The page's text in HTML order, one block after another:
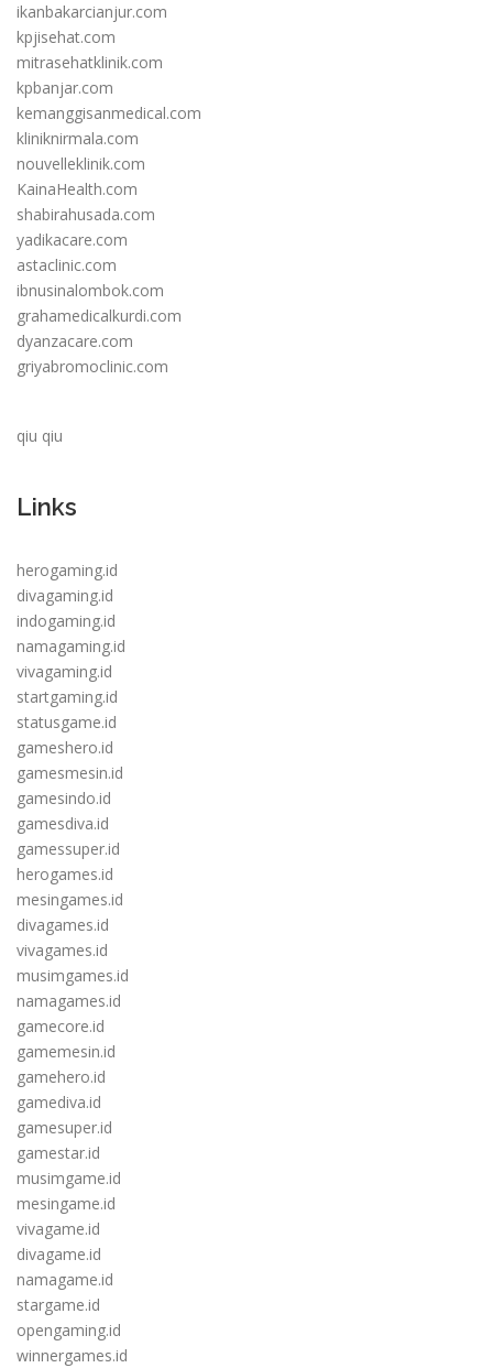
ikanbakarcianjur.com
kpjisehat.com
mitrasehatklinik.com
kpbanjar.com
kemanggisanmedical.com
kliniknirmala.com
nouvelleklinik.com
KainaHealth.com
shabirahusada.com
yadikacare.com
astaclinic.com
ibnusinalombok.com
grahamedicalkurdi.com
dyanzacare.com
griyabromoclinic.com
qiu qiu
Links
herogaming.id
divagaming.id
indogaming.id
namagaming.id
vivagaming.id
startgaming.id
statusgame.id
gameshero.id
gamesmesin.id
gamesindo.id
gamesdiva.id
gamessuper.id
herogames.id
mesingames.id
divagames.id
vivagames.id
musimgames.id
namagames.id
gamecore.id
gamemesin.id
gamehero.id
gamediva.id
gamesuper.id
gamestar.id
musimgame.id
mesingame.id
vivagame.id
divagame.id
namagame.id
stargame.id
opengaming.id
winnergames.id